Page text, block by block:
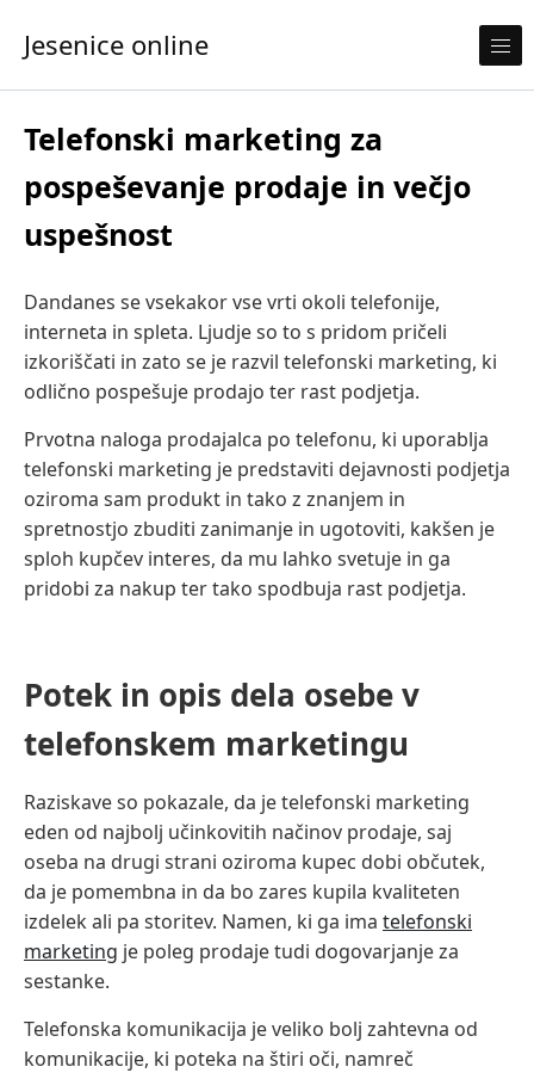
Skip to content
Jesenice online
Telefonski marketing za
pospeševanje prodaje in večjo
uspešnost
Dandanes se vsekakor vse vrti okoli telefonije,
interneta in spleta. Ljudje so to s pridom pričeli
izkoriščati in zato se je razvil telefonski marketing, ki
odlično pospešuje prodajo ter rast podjetja.
Prvotna naloga prodajalca po telefonu, ki uporablja
telefonski marketing je predstaviti dejavnosti podjetja
oziroma sam produkt in tako z znanjem in
spretnostjo zbuditi zanimanje in ugotoviti, kakšen je
sploh kupčev interes, da mu lahko svetuje in ga
pridobi za nakup ter tako spodbuja rast podjetja.
Potek in opis dela osebe v
telefonskem marketingu
Raziskave so pokazale, da je telefonski marketing
eden od najbolj učinkovitih načinov prodaje, saj
oseba na drugi strani oziroma kupec dobi občutek,
da je pomembna in da bo zares kupila kvaliteten
izdelek ali pa storitev. Namen, ki ga ima telefonski
marketing je poleg prodaje tudi dogovarjanje za
sestanke.
Telefonska komunikacija je veliko bolj zahtevna od
komunikacije, ki poteka na štiri oči, namreč